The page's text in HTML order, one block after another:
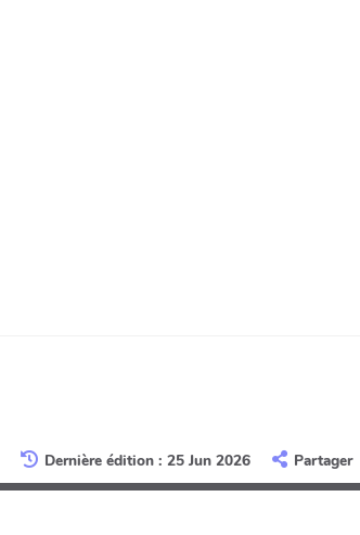
Dernière édition : 25 Jun 2026 Partager